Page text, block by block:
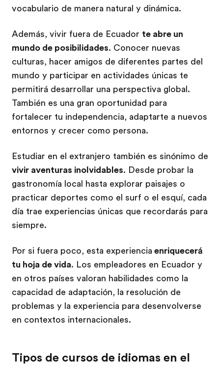
vocabulario de manera natural y dinámica.
Además, vivir fuera de Ecuador te abre un
mundo de posibilidades. Conocer nuevas
culturas, hacer amigos de diferentes partes del
mundo y participar en actividades únicas te
permitirá desarrollar una perspectiva global.
También es una gran oportunidad para
fortalecer tu independencia, adaptarte a nuevos
entornos y crecer como persona.
Estudiar en el extranjero también es sinónimo de
vivir aventuras inolvidables. Desde probar la
gastronomía local hasta explorar paisajes o
practicar deportes como el surf o el esquí, cada
día trae experiencias únicas que recordarás para
siempre.
Por si fuera poco, esta experiencia enriquecerá
tu hoja de vida. Los empleadores en Ecuador y
en otros países valoran habilidades como la
capacidad de adaptación, la resolución de
problemas y la experiencia para desenvolverse
en contextos internacionales.
Tipos de cursos de idiomas en el